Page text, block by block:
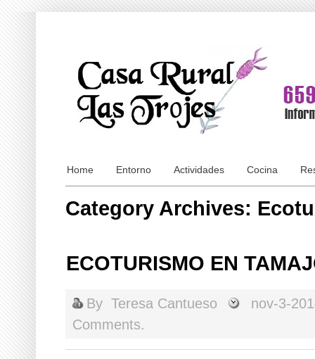
Home Entorno Actividades Cocina
Category Archives:
ECOTURISMO EN
By Teresa Cantueso
nov-3-
Comments.